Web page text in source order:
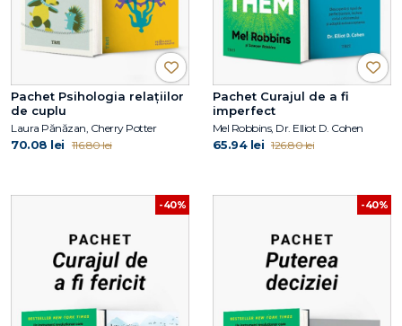
Pachet Psihologia relațiilor
de cuplu
Laura Pănăzan, Cherry Potter
70.08 lei 116.80 lei
Pachet Curajul de a fi
imperfect
Mel Robbins, Dr. Elliot D. Cohen
65.94 lei 126.80 lei
-40% -40%